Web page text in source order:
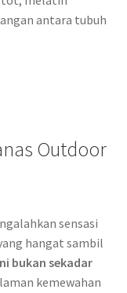
antara tubuh
Outdoor
sensasi
hangat sambil
bukan sekadar
kemewahan